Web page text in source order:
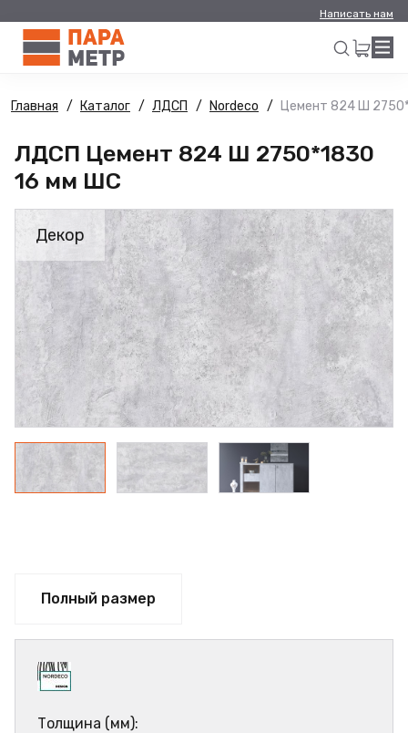
Написать нам
Искать
Главная Каталог ЛДСП Nordeco Цемент 824 Ш
ЛДСП Цемент 824 Ш 2750*1830
16 мм ШС
Декор
Полный размер
Толщина (мм):